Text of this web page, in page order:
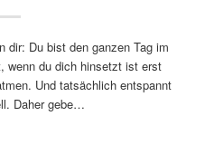
dir: Du bist den ganzen Tag im
wenn du dich hinsetzt ist erst
Und tatsächlich entspannt
Daher gebe…